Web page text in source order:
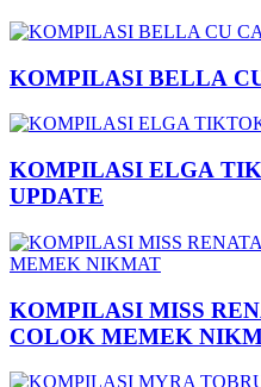
KOMPILASI BELLA
KOMPILASI ELGA
UPDATE
KOMPILASI MISS
COLOK MEMEK